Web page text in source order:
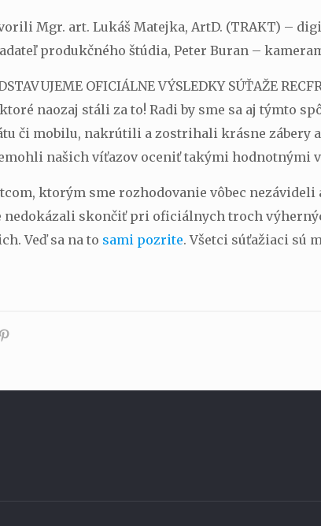
Mgr. art. Lukáš Matejka, ArtD. (TRAKT) –
produkčného štúdia, Peter Buran –
OFICIÁLNE VÝSLEDKY SÚŤAŽE
naozaj stáli za to! Radi by sme sa aj týmto
či mobilu, nakrútili a zostrihali krásne zábery
našich víťazov oceniť takými hodnotnými
ktorým sme rozhodovanie vôbec
nedokázali skončiť pri oficiálnych troch
Veď sa na to sami pozrite. Všetci súťažiaci sú